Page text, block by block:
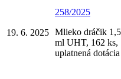
19. 6. 2025
258/2025
Mlieko dráčik
ml UHT, 162 ks,
uplatnená